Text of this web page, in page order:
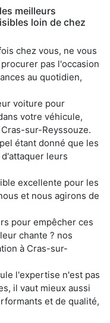
meilleurs
loin de chez
chez vous, ne vous
pas l'occasion
au quotidien,
voiture pour
votre véhicule,
sur-Reyssouze.
étant donné que les
leurs
excellente pour les
et nous agirons de
pour empêcher ces
chante ? nos
à Cras-sur-
l'expertise n'est pas
il vaut mieux aussi
et de qualité,